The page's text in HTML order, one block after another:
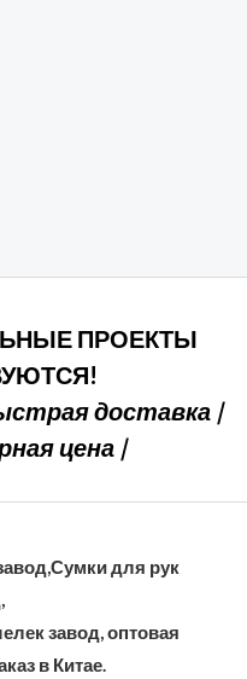
ПРОЕКТЫ
доставка |
цена |
для рук
завод, оптовая
в Китае.